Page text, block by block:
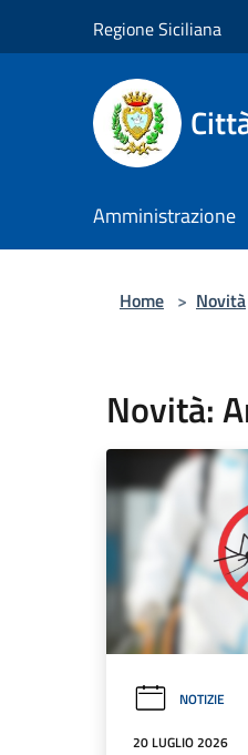
Regione Siciliana
Amministrazione
Home > Novità
Novità:
NOTIZIE
20 LUGLIO 2026